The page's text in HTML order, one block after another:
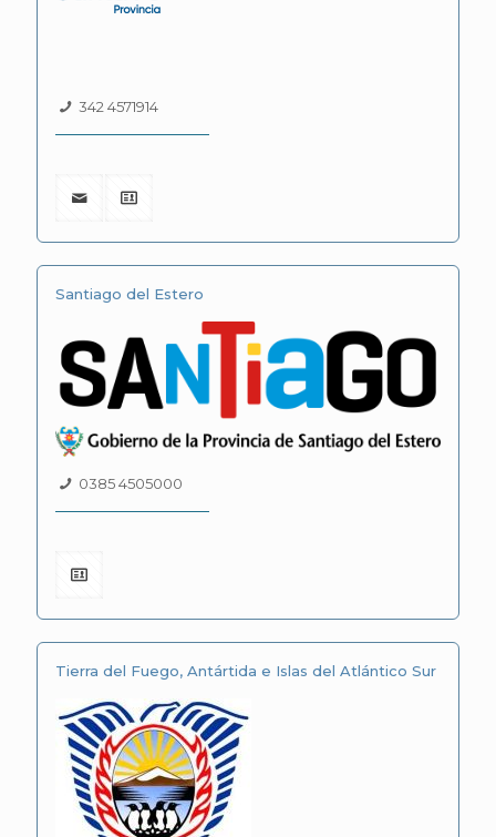
342 4571914
Santiago del Estero
0385 4505000
Tierra del Fuego, Antártida e Islas del Atlántico Sur